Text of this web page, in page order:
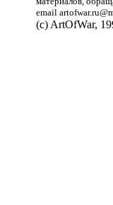
email
(с) ArtOfWar,